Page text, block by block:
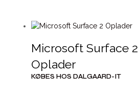
Microsoft Surface 2
Oplader
KØBES HOS DALGAARD-IT